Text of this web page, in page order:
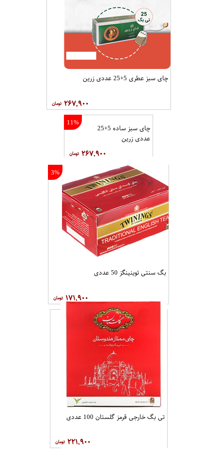
چای سبز عطری 5+25 عددی زرین
۲۶۷,۹۰۰
11%
چای سبز ساده 5+25
عددی زرین
۲۶۷,۹۰۰
3%
بگ سنتی توینینگز 50 عددی
۱۷۱,۹۰۰
تی بگ خارجی قرمز گلستان 100 عددی
۲۲۱,۹۰۰